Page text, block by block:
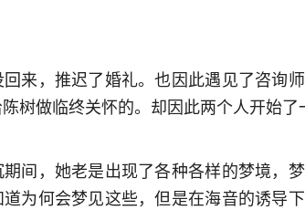
来，推迟了婚礼。也因此遇见了咨询
树做临终关怀的。却因此两个人开始了
间，她老是出现了各种各样的梦境，
为何会梦见这些，但是在海音的诱导